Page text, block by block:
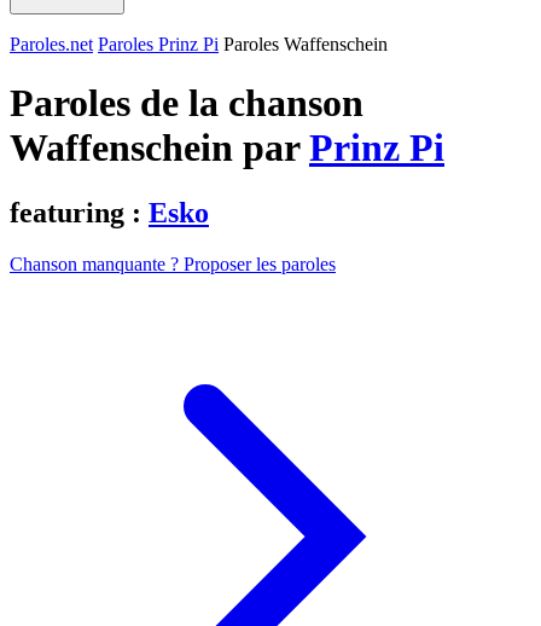
Paroles.net Paroles Prinz Pi Paroles Waffenschein
Paroles de la chanson
Waffenschein parPrinz Pi
featuring : Esko
Chanson manquante ? Proposer les paroles